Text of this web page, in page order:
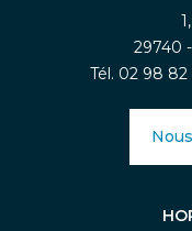
29740
Tél. 02 98